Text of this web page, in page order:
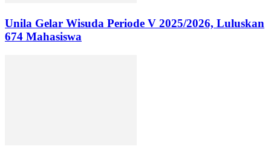
Unila Gelar Wisuda Periode V 2025/2026, Luluskan
674 Mahasiswa